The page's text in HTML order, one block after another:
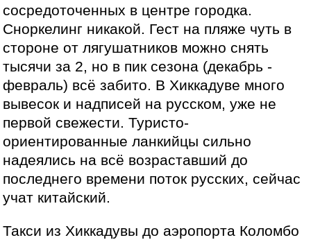
сосредоточенных в центре городка.
Сноркелинг никакой. Гест на пляже чуть в
стороне от лягушатников можно снять
тысячи за 2, но в пик сезона (декабрь -
февраль) всё забито. В Хиккадуве много
вывесок и надписей на русском, уже не
первой свежести. Туристо-
ориентированные ланкийцы сильно
надеялись на всё возраставший до
последнего времени поток русских, сейчас
учат китайский.
Такси из Хиккадувы до аэропорта Коломбо